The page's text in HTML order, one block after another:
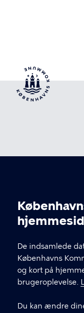
De indsamlede
Københavns
og kort på
brugeroplevelse.
Du kan ændre
Københavns
København V